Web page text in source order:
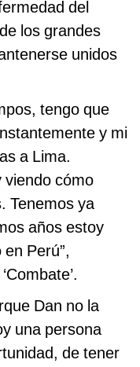
del
los grandes
unidos
tengo que
y mi
a Lima.
viendo cómo
Tenemos ya
años estoy
Perú”,
Dan no la
una persona
de tener